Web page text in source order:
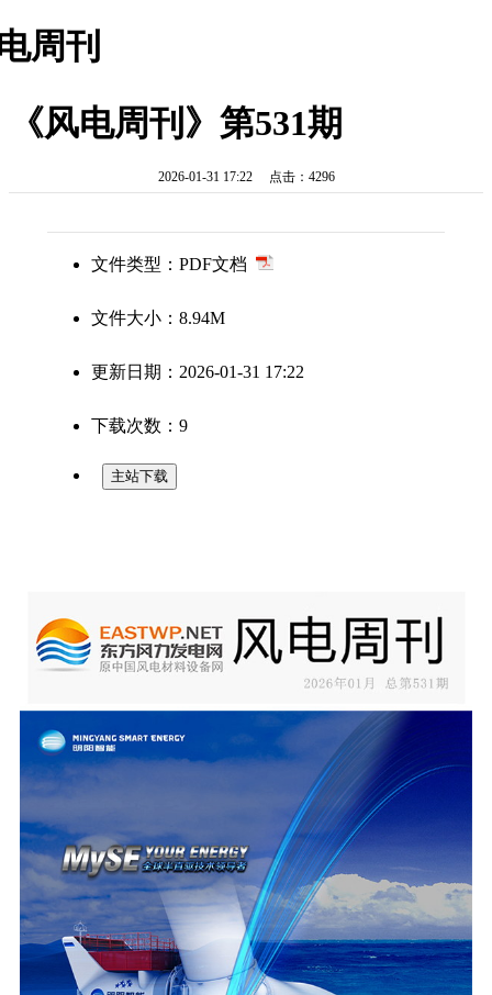
周刊
《风电周刊》第531期
2026-01-31 17:22 点击：4296
文件类型：PDF文档
文件大小：8.94M
更新日期：2026-01-31 17:22
下载次数：9
主站下载